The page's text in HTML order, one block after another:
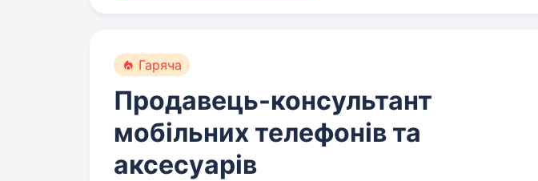
Гаряча
Продавець-консультант
мобільних телефонів та
аксесуарів